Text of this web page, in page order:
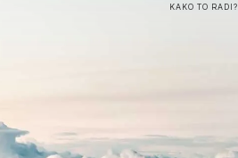
KAKO TO RADI?